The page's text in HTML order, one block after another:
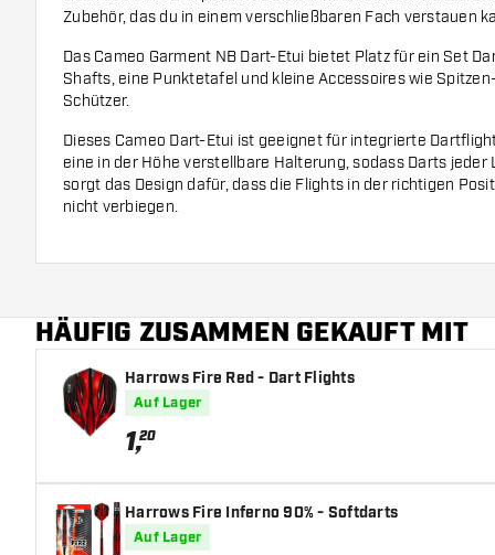
Zubehör, das du in einem verschließbaren Fach verstauen
Das Cameo Garment NB Dart-Etui bietet Platz für ein Set
Shafts, eine Punktetafel und kleine Accessoires wie
Schützer.
Dieses Cameo Dart-Etui ist geeignet für integrierte
eine in der Höhe verstellbare Halterung, sodass Darts jeder
sorgt das Design dafür, dass die Flights in der richtigen
nicht verbiegen.
Breite: 96 mm
Höhe: 52 mm
HÄUFIG ZUSAMMEN GEKAUFT MIT
Harrows Fire Red - Dart Flights
Auf Lager
1,20
Harrows Fire Inferno 90% - Softdarts
Auf Lager